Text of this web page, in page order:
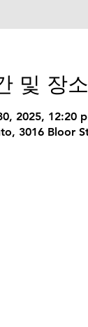
및 장소
2025, 12:20
3016 Bloor